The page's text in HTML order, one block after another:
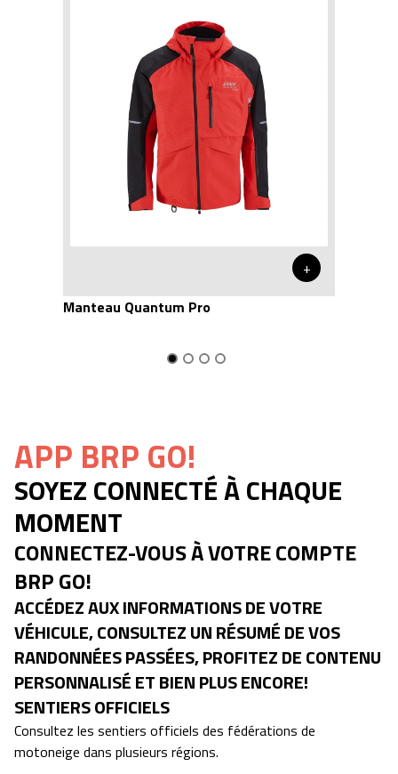
+
Manteau Quantum Pro
APP BRP GO!
SOYEZ CONNECTÉ À CHAQUE
MOMENT
CONNECTEZ-VOUS À VOTRE COMPTE
BRP GO!
ACCÉDEZ AUX INFORMATIONS DE VOTRE
VÉHICULE, CONSULTEZ UN RÉSUMÉ DE VOS
RANDONNÉES PASSÉES, PROFITEZ DE CONTENU
PERSONNALISÉ ET BIEN PLUS ENCORE!
SENTIERS OFFICIELS
Consultez les sentiers officiels des fédérations de
motoneige dans plusieurs régions.